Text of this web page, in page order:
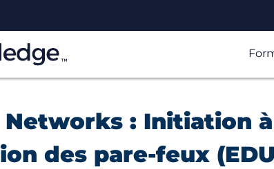
: Initiation
des pare-feux